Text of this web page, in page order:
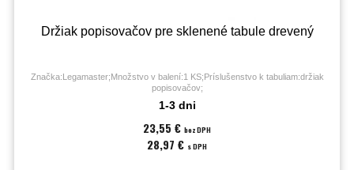
Držiak popisovačov pre sklenené tabule drevený
Značka:Legamaster;Množstvo v balení:1 KS;Príslušenstvo k tabuliam:držiak
popisovačov;
1-3 dni
23,55 € bez DPH
28,97 € s DPH